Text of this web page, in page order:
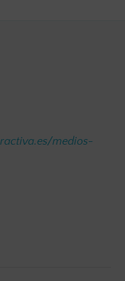
medios-